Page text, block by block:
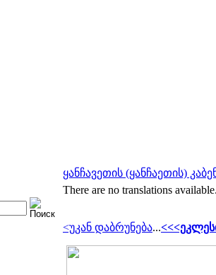
ყანჩავეთის (ყანჩაეთის)
There are no translations
<უკან დაბრუნება...